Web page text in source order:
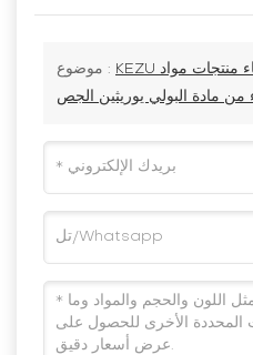
موضوع : KEZU سعر جيد للذوبان في الماء منتجات مواد
من مادة البولي يوريثين الجص